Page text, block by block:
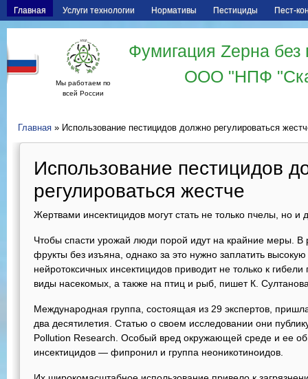
Главная Услуги технологии Нормативы Пестициды Пест-
Мы работаем по
всей России
Фумигация Zерна
ООО "НПФ
Главная » Использование пестицидов должно регулироваться
Использование пестицидов
регулироваться жестче
Жертвами инсектицидов могут стать не только пчелы, но
Чтобы спасти урожай люди порой идут на крайние меры. В
фрукты без изъяна, однако за это нужно заплатить
нейротоксичных инсектицидов приводит не только к
виды насекомых, а также на птиц и рыб, пишет К.
Международная группа, состоящая из 29 экспертов,
два десятилетия. Статью о своем исследовании они
Pollution Research. Особый вред окружающей среде и ее
инсектицидов — фипронил и группа неоникотиноидов.